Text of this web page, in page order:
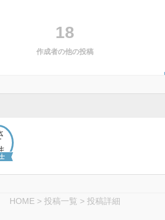
18
作成者の他の投稿
HOME > 投稿一覧 > 投稿詳細